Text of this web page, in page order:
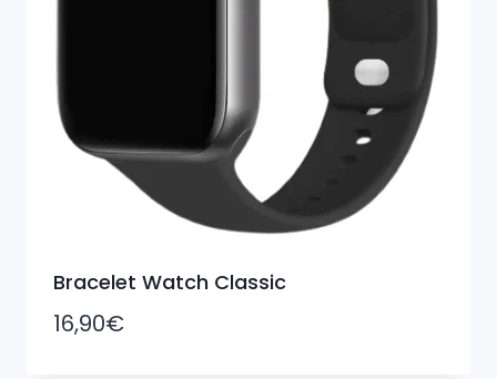
Bracelet Watch Classic
16,90€